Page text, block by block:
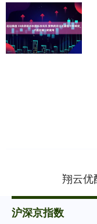
翔云优
沪深京指数